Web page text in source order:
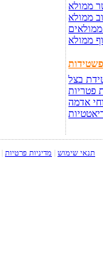
ממולא
ממולא
ממולא
בצל
פטריות
אדמה
תנאי שימוש מדיניות פרטיות